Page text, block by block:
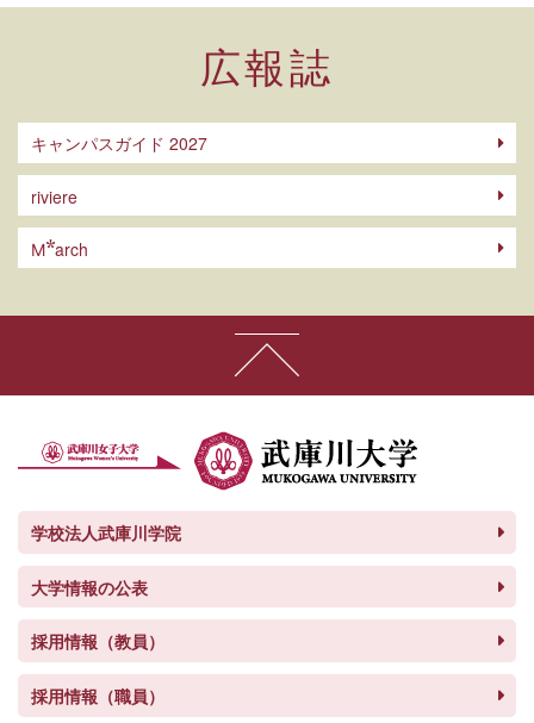
広報誌
キャンパスガイド 2027
riviere
M arch
学校法人武庫川学院
大学情報の公表
採用情報（教員）
採用情報（職員）